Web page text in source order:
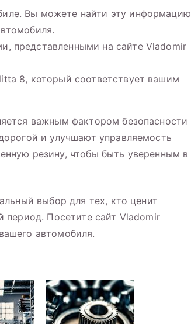
Вы можете найти эту информацию
представленными на сайте Vladomir
8, который соответствует вашим
важным фактором безопасности
и улучшают управляемость
резину, чтобы быть уверенным в
выбор для тех, кто ценит
период. Посетите сайт Vladomir
автомобиля.